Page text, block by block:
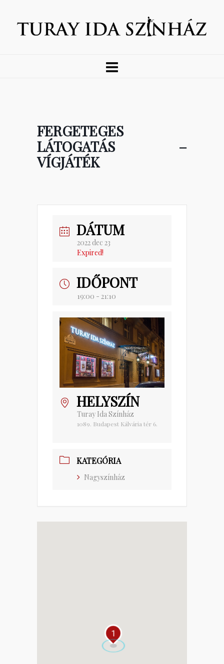
FERGETEGES
LÁTOGATÁS –
VÍGJÁTÉK
DÁTUM
2022 dec 23
Expired!
IDŐPONT
19:00 - 21:10
HELYSZÍN
Turay Ida Színház
1089. Budapest Kálvária tér 6.
KATEGÓRIA
Nagyszínház
1